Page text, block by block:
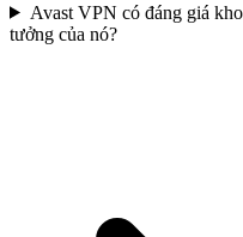
Avast VPN có đáng giá
tưởng của nó?